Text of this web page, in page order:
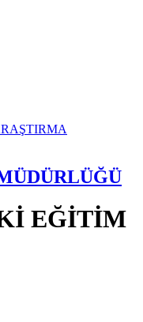
EĞİTİM